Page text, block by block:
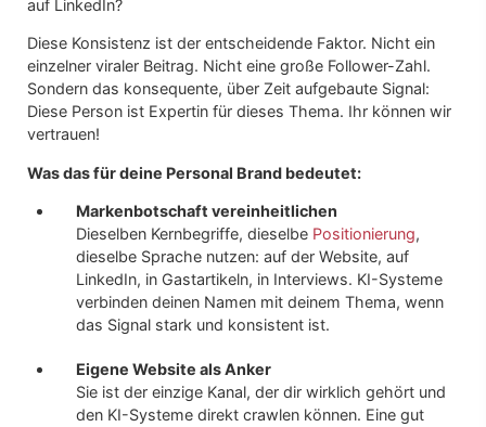
auf LinkedIn?
Diese Konsistenz ist der entscheidende Faktor. Nicht ein
einzelner viraler Beitrag. Nicht eine große Follower-Zahl.
Sondern das konsequente, über Zeit aufgebaute Signal:
Diese Person ist Expertin für dieses Thema. Ihr können wir
vertrauen!
Was das für deine Personal Brand bedeutet:
Markenbotschaft vereinheitlichen
Dieselben Kernbegriffe, dieselbe Positionierung,
dieselbe Sprache nutzen: auf der Website, auf
LinkedIn, in Gastartikeln, in Interviews. KI-Systeme
verbinden deinen Namen mit deinem Thema, wenn
das Signal stark und konsistent ist.
Eigene Website als Anker
Sie ist der einzige Kanal, der dir wirklich gehört und
den KI-Systeme direkt crawlen können. Eine gut